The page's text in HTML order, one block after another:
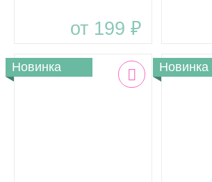
от 199 ₽
Новинка Новинка